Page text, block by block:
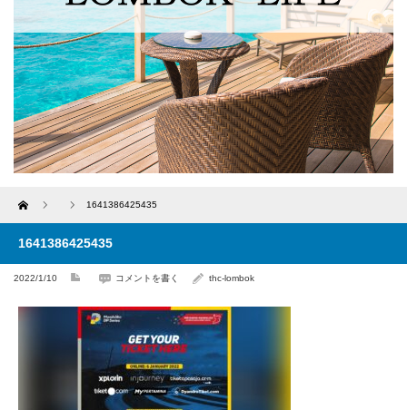
Home 1641386425435
1641386425435
2022/1/10 コメントを書く thc-lombok